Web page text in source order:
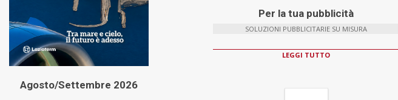
Agosto/Settembre 2026
Per la tua pubblicità
SOLUZIONI PUBBLICITARIE SU MISURA
LEGGI TUTTO